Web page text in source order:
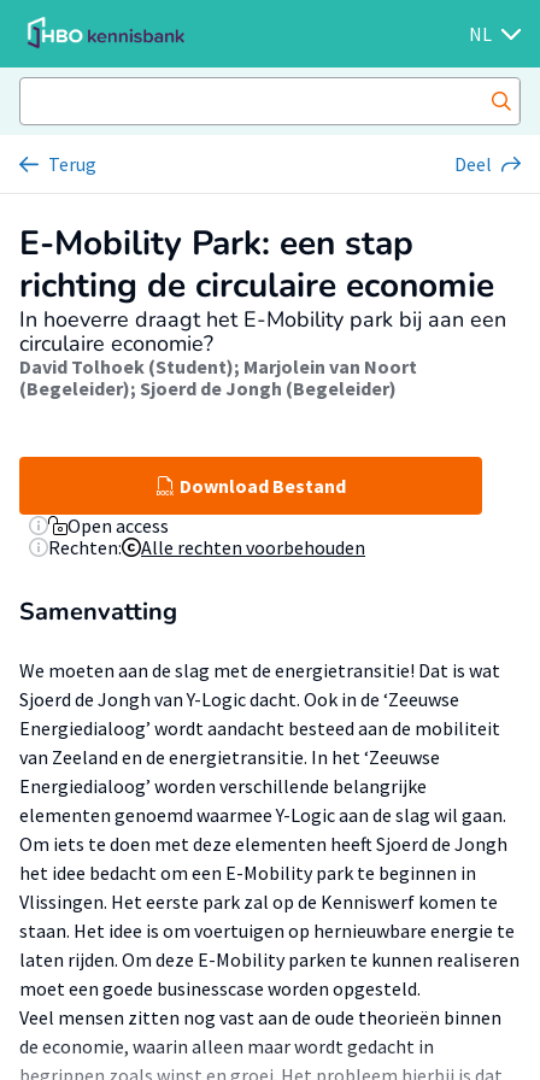
NL
Terug Deel
E-Mobility Park: een stap
richting de circulaire economie
In hoeverre draagt het E-Mobility park bij aan een
circulaire economie?
David Tolhoek (Student); Marjolein van Noort
(Begeleider); Sjoerd de Jongh (Begeleider)
Download Bestand
Open access
Rechten:
Alle rechten voorbehouden
Samenvatting
We moeten aan de slag met de energietransitie! Dat is wat
Sjoerd de Jongh van Y-Logic dacht. Ook in de ‘Zeeuwse
Energiedialoog’ wordt aandacht besteed aan de mobiliteit
van Zeeland en de energietransitie. In het ‘Zeeuwse
Energiedialoog’ worden verschillende belangrijke
elementen genoemd waarmee Y-Logic aan de slag wil gaan.
Om iets te doen met deze elementen heeft Sjoerd de Jongh
het idee bedacht om een E-Mobility park te beginnen in
Vlissingen. Het eerste park zal op de Kenniswerf komen te
staan. Het idee is om voertuigen op hernieuwbare energie te
laten rijden. Om deze E-Mobility parken te kunnen realiseren
moet een goede businesscase worden opgesteld.
Veel mensen zitten nog vast aan de oude theorieën binnen
de economie, waarin alleen maar wordt gedacht in
begrippen zoals winst en groei. Het probleem hierbij is dat